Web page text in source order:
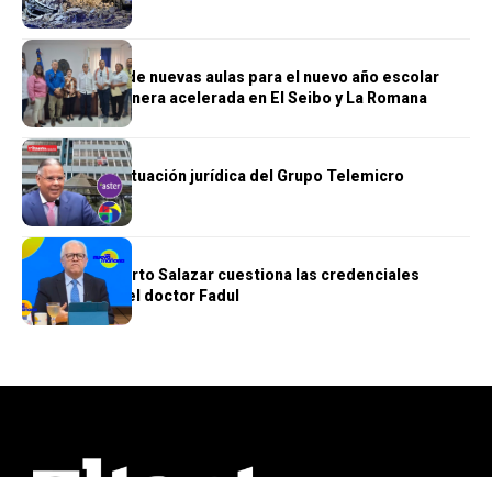
GENERALES
Construcción de nuevas aulas para el nuevo año escolar
avanzan de manera acelerada en El Seibo y La Romana
GENERALES
Se complica situación jurídica del Grupo Telemicro
GENERALES
Doctor Humberto Salazar cuestiona las credenciales
académicas del doctor Fadul